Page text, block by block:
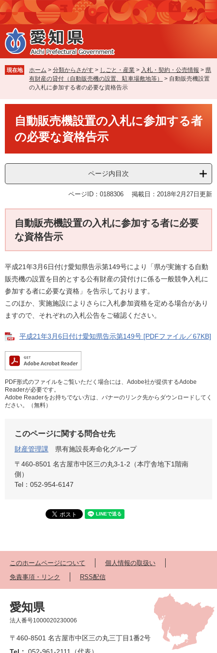
ペ
ー
ジ
の
先
で
す
メ
ニ
ュ
ー
を
ば
し
現在地 ホーム > 分類からさがす > しごと・産業 > 入札・契約・公売情報 > 県
有財産の貸付（自動販売機の設置、駐車場敷地等）
> 自動販売機設置
の入札に参加する者の必要な資格告示
自動販売機設置の入札に参加する者
の必要な資格告示
ページ内目次
ページID：0188306 掲載日：2018年2月27日更新
自動販売機設置の入札に参加する者に必要
な資格告示
平成21年3月6日付け愛知県告示第149号により「県が実施する自動
販売機の設置を目的とする公有財産の貸付けに係る一般競争入札に
参加する者に必要な資格」を告示しております。
このほか、実施施設によりさらに入札参加資格を定める場合があり
ますので、それぞれの入札公告をご確認ください。
平成21年3月6日付け愛知県告示第149号 [PDFファイル／67KB]
PDF形式のファイルをご覧いただく場合には、Adobe社が提供するAdobe
Readerが必要です。
Adobe Readerをお持ちでない方は、バナーのリンク先からダウンロードしてく
ださい。（無料）
このページに関する問合せ先
財産管理課
県有施設長寿命化グループ
〒460-8501 名古屋市中区三の丸3-1-2（本庁舎地下1階南
側）
Tel：052-954-6147
このホームページについて
個人情報の取扱い
免責事項・リンク
RSS配信
愛知県
法人番号1000020230006
〒460-8501 名古屋市中区三の丸三丁目1番2号